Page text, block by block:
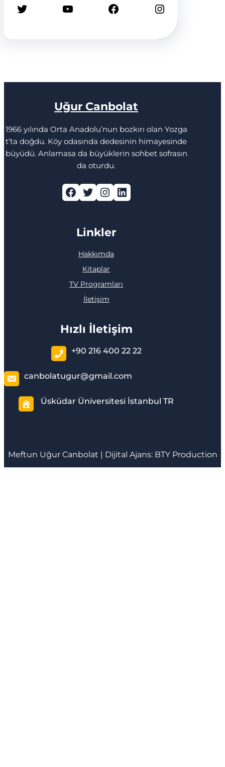
Twitter YouTube Facebook Instagram
Uğur Canbolat
1966 yılında Orta Anadolu’nun bozkırı olan Yozga
t’ta doğdu. Köy odasında dedesinin himayesinde
büyüdü. Anlamasa da büyüklerin sohbet sofrasın
da oturdu.
Facebook Twitter Instagram LinkedIn
Linkler
Hakkımda
Kitaplar
TV Programları
İletişim
Hızlı İletişim
+90 216 400 22 22
canbolatugur@gmail.com
Üsküdar Üniversitesi İstanbul TR
Meftun Uğur Canbolat | Dijital Ajans: BTY Production